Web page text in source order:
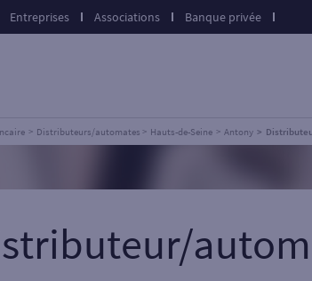
Entreprises Associations Banque privée
Distributeurs/automates Hauts-de-Seine Antony